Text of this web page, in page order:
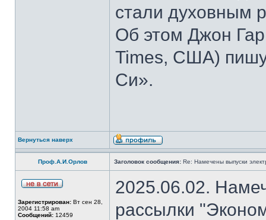
стали духовным
Об этом Джон
Times, США)
Си».
Вернуться наверх
Проф.А.И.Орлов Заголовок сообщения: Re: Намечены выпуски
Зарегистрирован: Вт сен 28,
2004 11:58 am
Сообщений: 12459
2025.06.02.
рассылки